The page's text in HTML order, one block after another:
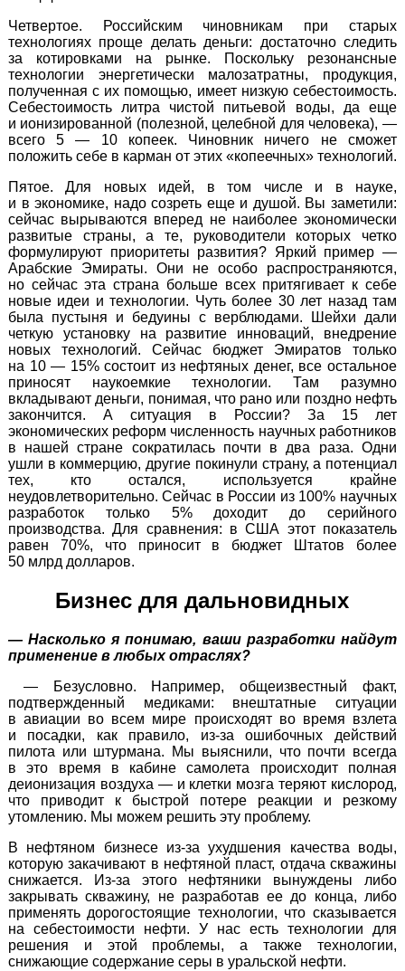
Четвертое. Российским чиновникам при старых
технологиях проще делать деньги: достаточно следить
за котировками на рынке. Поскольку резонансные
технологии энергетически малозатратны, продукция,
полученная с их помощью, имеет низкую себестоимость.
Себестоимость литра чистой питьевой воды, да еще
и ионизированной (полезной, целебной для человека), —
всего 5 — 10 копеек. Чиновник ничего не сможет
положить себе в карман от этих «копеечных» технологий.
Пятое. Для новых идей, в том числе и в науке,
и в экономике, надо созреть еще и душой. Вы заметили:
сейчас вырываются вперед не наиболее экономически
развитые страны, а те, руководители которых четко
формулируют приоритеты развития? Яркий пример —
Арабские Эмираты. Они не особо распространяются,
но сейчас эта страна больше всех притягивает к себе
новые идеи и технологии. Чуть более 30 лет назад там
была пустыня и бедуины с верблюдами. Шейхи дали
четкую установку на развитие инноваций, внедрение
новых технологий. Сейчас бюджет Эмиратов только
на 10 — 15% состоит из нефтяных денег, все остальное
приносят наукоемкие технологии. Там разумно
вкладывают деньги, понимая, что рано или поздно нефть
закончится. А ситуация в России? За 15 лет
экономических реформ численность научных работников
в нашей стране сократилась почти в два раза. Одни
ушли в коммерцию, другие покинули страну, а потенциал
тех, кто остался, используется крайне
неудовлетворительно. Сейчас в России из 100% научных
разработок только 5% доходит до серийного
производства. Для сравнения: в США этот показатель
равен 70%, что приносит в бюджет Штатов более
50 млрд долларов.
Бизнес для дальновидных
— Насколько я понимаю, ваши разработки найдут
применение в любых отраслях?
— Безусловно. Например, общеизвестный факт,
подтвержденный медиками: внештатные ситуации
в авиации во всем мире происходят во время взлета
и посадки, как правило, из-за ошибочных действий
пилота или штурмана. Мы выяснили, что почти всегда
в это время в кабине самолета происходит полная
деионизация воздуха — и клетки мозга теряют кислород,
что приводит к быстрой потере реакции и резкому
утомлению. Мы можем решить эту проблему.
В нефтяном бизнесе из-за ухудшения качества воды,
которую закачивают в нефтяной пласт, отдача скважины
снижается.
Из-за этого нефтяники вынуждены либо
закрывать скважину, не разработав ее до конца, либо
применять дорогостоящие технологии, что сказывается
на себестоимости нефти. У нас есть технологии для
решения и этой проблемы, а также технологии,
снижающие содержание серы в уральской нефти.